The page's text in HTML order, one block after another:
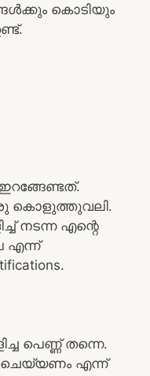
കൊടിയും
കൊളുത്തുവലി.
നടന്ന എന്റെ
എന്ന്
പെണ്ണ് തന്നെ.
ചെയ്യണം എന്ന്